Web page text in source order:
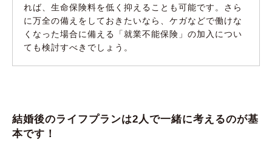
れば、生命保険料を低く抑えることも可能です。さら
に万全の備えをしておきたいなら、ケガなどで働けな
くなった場合に備える「就業不能保険」の加入につい
ても検討すべきでしょう。
結婚後のライフプランは2人で一緒に考えるのが基
本です！